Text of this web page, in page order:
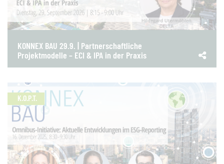
KONNEX BAU 29.9. | Partnerschaftliche
Projektmodelle – ECI & IPA in der Praxis
K.O.P.T.